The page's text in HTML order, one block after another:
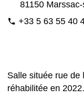
81150
phone +33 5 63 55 40
Salle située rue de
réhabilitée en 2022.